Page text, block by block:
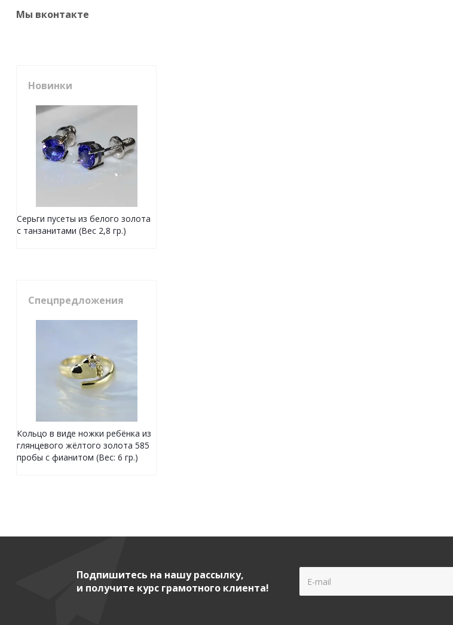
Мы вконтакте
Новинки
Серьги пусеты из белого золота
с танзанитами (Вес 2,8 гр.)
Спецпредложения
Кольцо в виде ножки ребёнка из
глянцевого жёлтого золота 585
пробы с фианитом (Вес: 6 гр.)
Подпишитесь на нашу рассылку,
и получите курс грамотного клиента!